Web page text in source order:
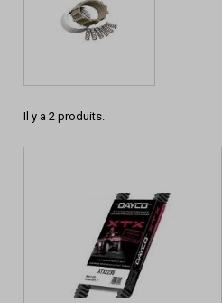
Il y a 2 produits.